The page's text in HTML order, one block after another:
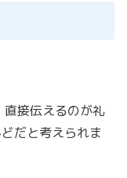
接伝えるのが礼
だと考えられま